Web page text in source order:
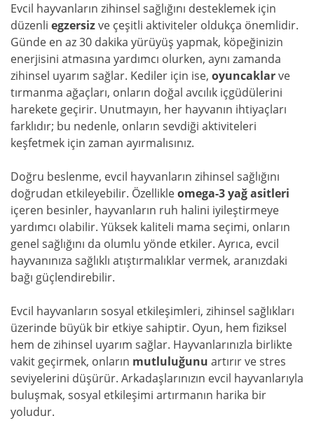
Evcil hayvanların zihinsel sağlığını desteklemek için
düzenli egzersizve çeşitli aktiviteler oldukça önemlidir.
Günde en az 30 dakika yürüyüş yapmak, köpeğinizin
enerjisini atmasına yardımcı olurken, aynı zamanda
zihinsel uyarım sağlar. Kediler için ise, oyuncaklarve
tırmanma ağaçları, onların doğal avcılık içgüdülerini
harekete geçirir. Unutmayın, her hayvanın ihtiyaçları
farklıdır; bu nedenle, onların sevdiği aktiviteleri
keşfetmek için zaman ayırmalısınız.
Doğru beslenme, evcil hayvanların zihinsel sağlığını
doğrudan etkileyebilir. Özellikleomega-3 yağ asitleri
içeren besinler, hayvanların ruh halini iyileştirmeye
yardımcı olabilir. Yüksek kaliteli mama seçimi, onların
genel sağlığını da olumlu yönde etkiler. Ayrıca, evcil
hayvanınıza sağlıklı atıştırmalıklar vermek, aranızdaki
bağı güçlendirebilir.
Evcil hayvanların sosyal etkileşimleri, zihinsel sağlıkları
üzerinde büyük bir etkiye sahiptir. Oyun, hem fiziksel
hem de zihinsel uyarım sağlar. Hayvanlarınızla birlikte
vakit geçirmek, onların mutluluğunu artırır ve stres
seviyelerini düşürür. Arkadaşlarınızın evcil hayvanlarıyla
buluşmak, sosyal etkileşimi artırmanın harika bir
yoludur.